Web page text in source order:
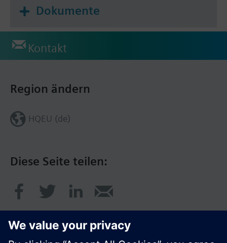
Dokumente
Kontakt
Diese Seite teilen:
Region ändern
HQEU (de)